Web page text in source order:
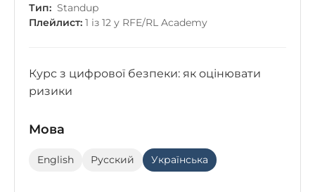
Тип: Standup
Плейлист: 1 із 12 у RFE/RL Academy
Курс з цифрової безпеки: як оцінювати
ризики
Мова
English Русский Українська